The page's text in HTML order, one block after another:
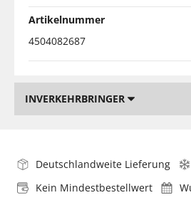
Artikelnummer
4504082687
INVERKEHRBRINGER
Deutschlandweite Lieferung
Kein Mindestbestellwert